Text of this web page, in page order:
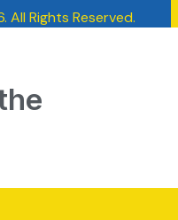
All Rights Reserved.